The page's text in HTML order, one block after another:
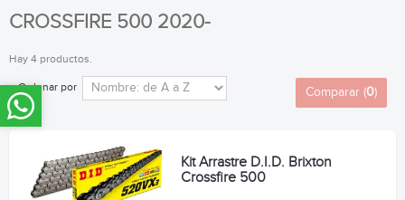
CROSSFIRE 500 2020-
Hay 4 productos.
Ordenar por Comparar (0)
Kit Arrastre D.I.D. Brixton
Crossfire 500